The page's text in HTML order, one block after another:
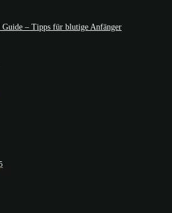
– Tipps für blutige Anfänger